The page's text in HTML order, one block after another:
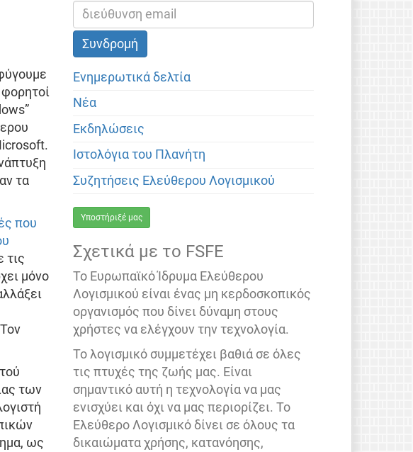
τα
που
τις
μόνο
των
ως
Ενημερωτικά δελτία
Νέα
Εκδηλώσεις
Ιστολόγια του Πλανήτη
Συζητήσεις Ελεύθερου Λογισμικού
Υποστήριξέ μας
Σχετικά με το FSFE
Το Ευρωπαϊκό Ίδρυμα Ελεύθερου
Λογισμικού είναι ένας μη κερδοσκοπικός
οργανισμός που δίνει δύναμη στους
χρήστες να ελέγχουν την τεχνολογία.
Το λογισμικό συμμετέχει βαθιά σε όλες
τις πτυχές της ζωής μας. Είναι
σημαντικό αυτή η τεχνολογία να μας
ενισχύει και όχι να μας περιορίζει. Το
Ελεύθερο Λογισμικό δίνει σε όλους τα
δικαιώματα χρήσης, κατανόησης,